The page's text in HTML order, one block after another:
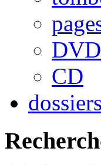
DVD
CD
dossiers